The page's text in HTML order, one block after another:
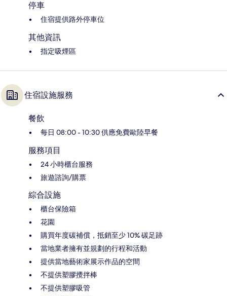
停車
住宿提供路外停車位
其他資訊
指定吸煙區
住宿設施服務
餐飲
每日 08:00 - 10:30 供應免費歐陸早餐
服務項目
24 小時櫃台服務
旅遊諮詢/購票
綜合設施
櫃台保險箱
花園
購買年度碳補償，抵銷至少 10% 碳足跡
當地業者擁有並規劃的行程和活動
提供當地藝術家展示作品的空間
不提供塑膠攪拌棒
不提供塑膠吸管